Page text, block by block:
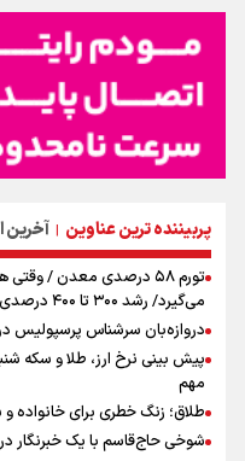
پربیننده ترین عناوین | آخرین
تورم ۵۸ درصدی معدن /
می‌گیرد/ رشد ۳۰۰ تا ۴۰۰ درصدی مواد ناریه
دروازه‌بان سرشناس پرسپولیس
مهم
طلاق؛ زنگ خطری برای خانواده و
شوخی حاج‌قاسم با یک خبرنگار